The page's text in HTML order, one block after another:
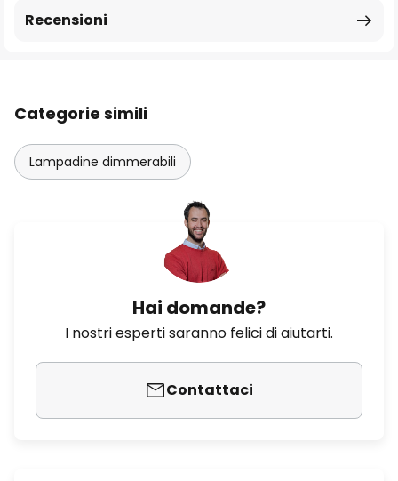
Recensioni
Categorie simili
Lampadine dimmerabili
Hai domande?
I nostri esperti saranno felici di aiutarti.
Contattaci